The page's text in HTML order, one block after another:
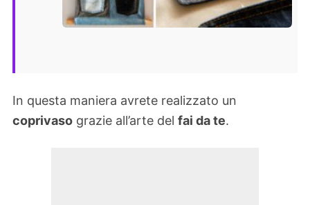
In questa maniera avrete realizzato un
coprivaso grazie all’arte del fai da te.